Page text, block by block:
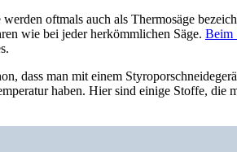
werden oftmals auch als Thermosäge
wie bei jeder herkömmlichen Säge. Beim
dass man mit einem
haben. Hier sind einige Stoffe, die